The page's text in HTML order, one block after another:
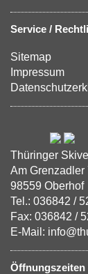
Service /
Sitemap
Impressum
Thüringer
Am Grenzadler
98559 Oberhof
Tel.: 036842 /
Fax: 036842 /
E-Mail:
Öffnungszeiten